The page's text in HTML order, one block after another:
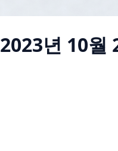
2023년 10월